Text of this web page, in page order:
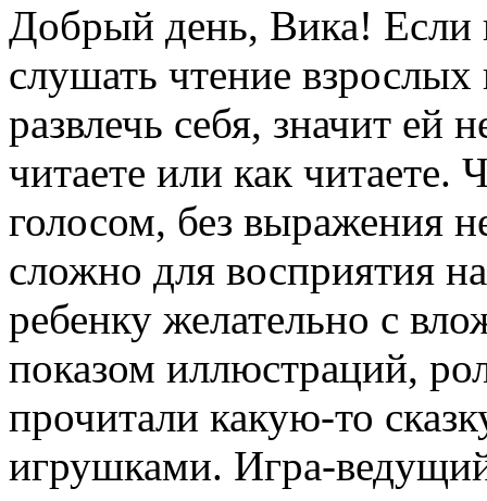
Добрый день, Вика! Если
слушать чтение
развлечь себя, значит ей
читаете или как
голосом, без выражения
сложно для восприятия
ребенку желательно с
показом иллюстраций,
прочитали какую-то
игрушками. Игра-